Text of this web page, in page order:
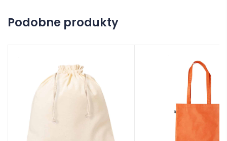
Podobne produkty